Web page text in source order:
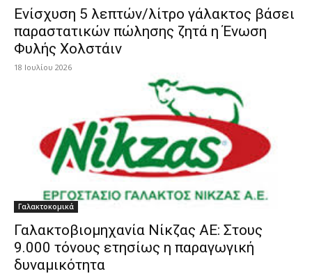
Eνίσχυση 5 λεπτών/λίτρο γάλακτος βάσει
παραστατικών πώλησης ζητά η Ένωση
Φυλής Χολστάιν
18 Ιουλίου 2026
Γαλακτοκομικά
Γαλακτοβιομηχανία Νίκζας ΑΕ: Στους
9.000 τόνους ετησίως η παραγωγική
δυναμικότητα